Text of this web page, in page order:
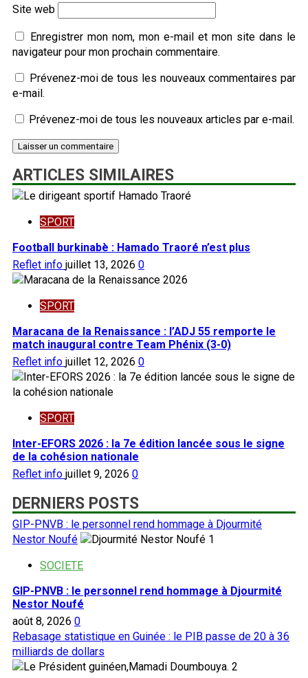
Site web
Enregistrer mon nom, mon e-mail et mon site dans le
navigateur pour mon prochain commentaire.
Prévenez-moi de tous les nouveaux commentaires par
e-mail.
Prévenez-moi de tous les nouveaux articles par e-mail.
ARTICLES SIMILAIRES
SPORT
Football burkinabè : Hamado Traoré n’est plus
Reflet info juillet 13, 2026 0
SPORT
Maracana de la Renaissance : l’ADJ 55 remporte le
match inaugural contre Team Phénix (3-0)
Reflet info juillet 12, 2026 0
SPORT
Inter-EFORS 2026 : la 7e édition lancée sous le signe
de la cohésion nationale
Reflet info juillet 9, 2026 0
DERNIERS POSTS
GIP-PNVB : le personnel rend hommage à Djourmité
Nestor Noufé
1
SOCIETE
GIP-PNVB : le personnel rend hommage à Djourmité
Nestor Noufé
août 8, 2026 0
Rebasage statistique en Guinée : le PIB passe de 20 à 36
milliards de dollars
2